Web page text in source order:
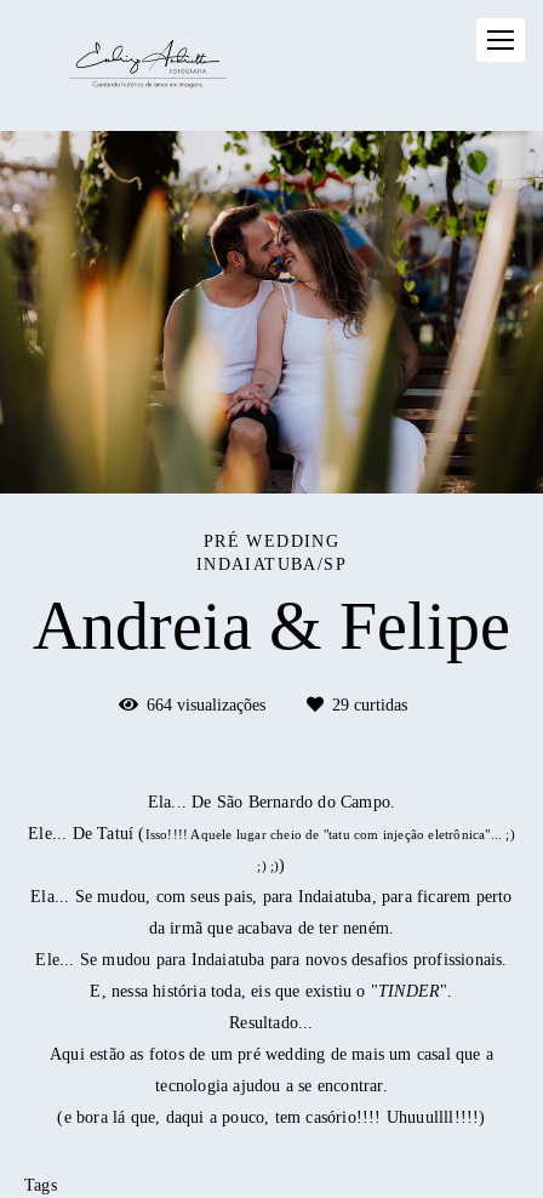
PRÉ WEDDING
INDAIATUBA/SP
Andreia & Felipe
664visualizações 29curtidas
Ela... De São Bernardo do Campo.
Ele... De Tatuí (Isso!!!! Aquele lugar cheio de "tatu com injeção eletrônica"... ;)
;) ;))
Ela... Se mudou, com seus pais, para Indaiatuba, para ficarem perto
da irmã que acabava de ter neném.
Ele... Se mudou para Indaiatuba para novos desafios profissionais.
E, nessa história toda, eis que existiu o "TINDER".
Resultado...
Aqui estão as fotos de um pré wedding de mais um casal que a
tecnologia ajudou a se encontrar.
(e bora lá que, daqui a pouco, tem casório!!!! Uhuuullll!!!!)
Tags